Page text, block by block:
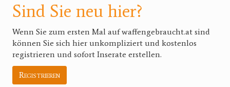
Sind Sie neu hier?
Wenn Sie zum ersten Mal auf waffengebraucht.at sind
können Sie sich hier unkompliziert und kostenlos
registrieren und sofort Inserate erstellen.
Registrieren